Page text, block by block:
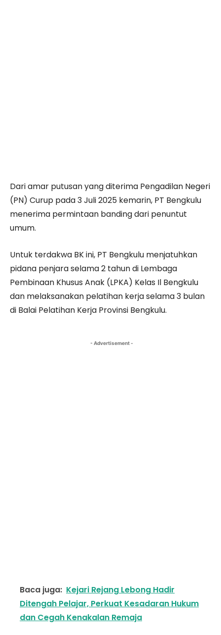
Dari amar putusan yang diterima Pengadilan Negeri
(PN) Curup pada 3 Juli 2025 kemarin, PT Bengkulu
menerima permintaan banding dari penuntut
umum.
Untuk terdakwa BK ini, PT Bengkulu menjatuhkan
pidana penjara selama 2 tahun di Lembaga
Pembinaan Khusus Anak (LPKA) Kelas Il Bengkulu
dan melaksanakan pelatihan kerja selama 3 bulan
di Balai Pelatihan Kerja Provinsi Bengkulu.
- Advertisement -
Baca juga: Kejari Rejang Lebong Hadir
Ditengah Pelajar, Perkuat Kesadaran Hukum
dan Cegah Kenakalan Remaja